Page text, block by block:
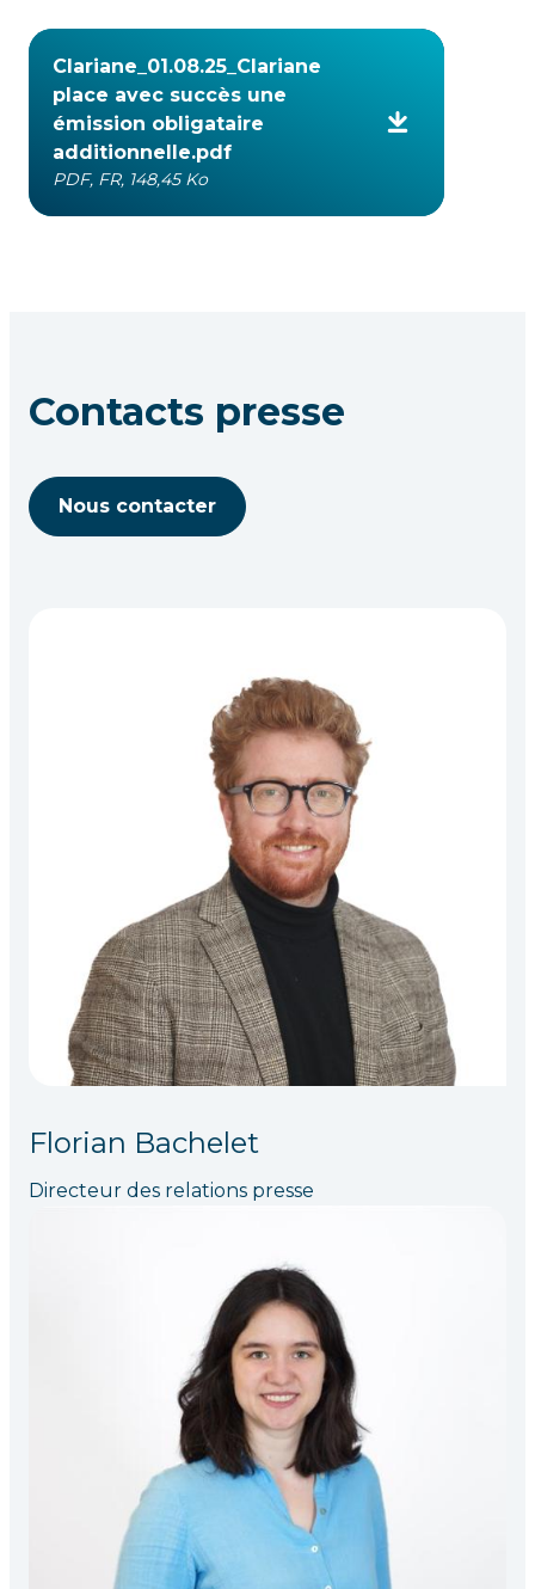
Clariane_01.08.25_Clariane
place avec succès une
émission obligataire
additionnelle.pdf
PDF, FR, 148,45 Ko
Contacts presse
Nous contacter
Florian Bachelet
Directeur des relations presse